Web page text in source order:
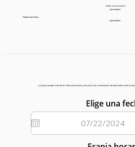
Daños a la carrocería:
<placeholder>
Papeleo que tienes:
<placeholder>
¿Listo para aceptar esta oferta? Selecciona la fecha y hora de tu cita a continuación. Introduce toda la
Elige una